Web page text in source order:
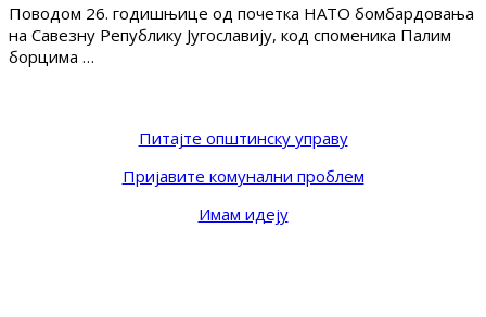
Поводом 26. годишњице од почетка НАТО бомбардовања
на Савезну Републику Југославију, код споменика Палим
борцима …
Питајте општинску управу
Пријавите комунални проблем
Имам идеју